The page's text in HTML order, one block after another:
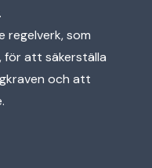
regelverk, som
, för att säkerställa
och att